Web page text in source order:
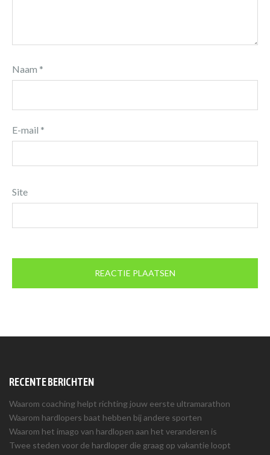
Naam *
E-mail *
Site
RECENTE BERICHTEN
Waarom coaching helpt richting jouw eerste ultramarathon
Waarom hardlopers baat hebben bij andere sporten
Waarom het imago van hardlopen aan het veranderen is
Twee steden voor de hardloper die graag op vakantie loopt